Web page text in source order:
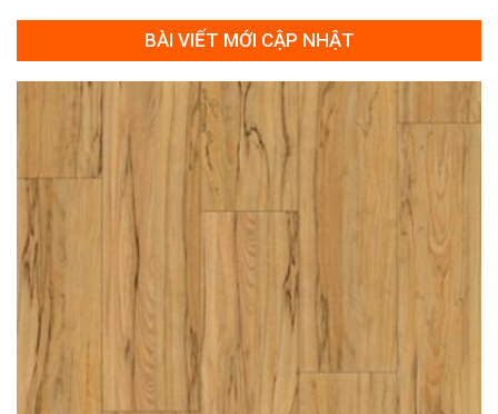
BÀI VIẾT MỚI CẬP NHẬT